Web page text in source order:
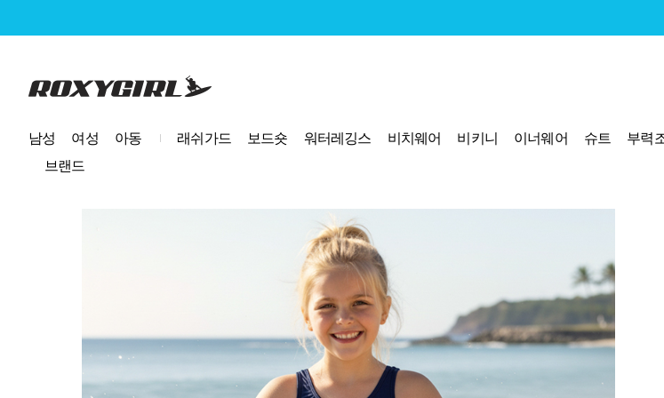
로고
남성 여성 아동 래쉬가드 보드숏 워터레깅스 비치웨어 비키니 이너웨어 슈트 부력
브랜드